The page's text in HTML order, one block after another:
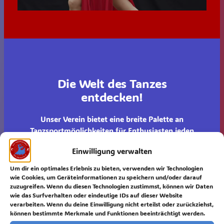
Einwilligung verwalten
Um dir ein optimales Erlebnis zu bieten, verwenden wir Technologien
wie Cookies, um Geräteinformationen zu speichern und/oder darauf
zuzugreifen. Wenn du diesen Technologien zustimmst, können wir Daten
wie das Surfverhalten oder eindeutige IDs auf dieser Website
verarbeiten. Wenn du deine Einwilligung nicht erteilst oder zurückziehst,
können bestimmte Merkmale und Funktionen beeinträchtigt werden.
Die Welt des Tanzes
entdecken!
Unser Verein bietet eine breite Palette an
Tanzsportmöglichkeiten für Enthusiasten jeden
Unsere erfahrenen Trainer fördern verschiedene
Tanzstile, um den individuellen Bedürfnissen und
Zielen
unserer Mitglieder gerecht zu werden.
Standard